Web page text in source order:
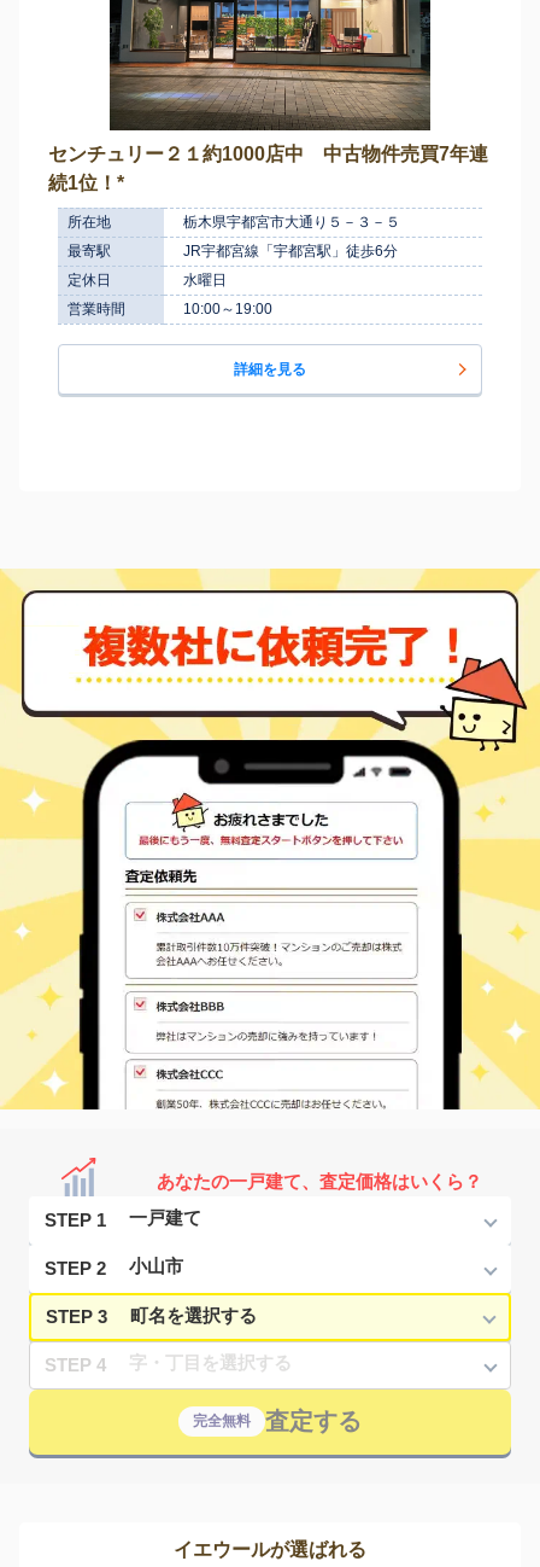
センチュリー２１約1000店中 中古物件売買7年連
続1位！*
所在地
栃木県宇都宮市大通り５－３－５
最寄駅
JR宇都宮線「宇都宮駅」徒歩6分
定休日
水曜日
営業時間
10:00～19:00
詳細を見る
あなたの一戸建て、査定価格はいくら？
STEP 1
STEP 2
STEP 3
STEP 4
完全無料 査定する
イエウールが選ばれる